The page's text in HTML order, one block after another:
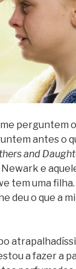
me perguntem
antes o
and
e
tem uma filha.
deu o que a
a fazer a